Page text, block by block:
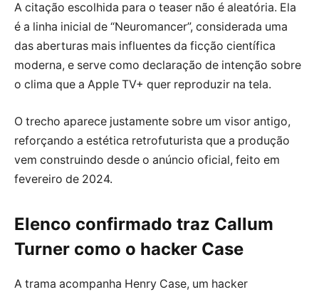
A citação escolhida para o teaser não é aleatória. Ela
é a linha inicial de “Neuromancer”, considerada uma
das aberturas mais influentes da ficção científica
moderna, e serve como declaração de intenção sobre
o clima que a Apple TV+ quer reproduzir na tela.
O trecho aparece justamente sobre um visor antigo,
reforçando a estética retrofuturista que a produção
vem construindo desde o anúncio oficial, feito em
fevereiro de 2024.
Elenco confirmado traz Callum
Turner como o hacker Case
A trama acompanha Henry Case, um hacker